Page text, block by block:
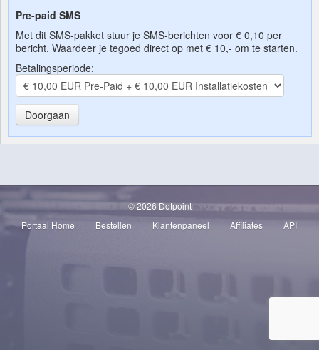
Pre-paid SMS
Met dit SMS-pakket stuur je SMS-berichten voor € 0,10 per
bericht. Waardeer je tegoed direct op met € 10,- om te starten.
Betalingsperiode:
Doorgaan
© 2026 Dotpoint
Portaal Home
Bestellen Klantenpaneel Affiliates API